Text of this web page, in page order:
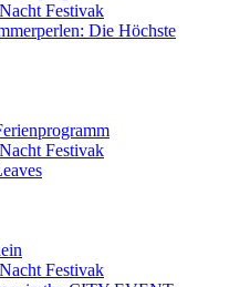
Festivak
Die Höchste
Festivak
Festivak